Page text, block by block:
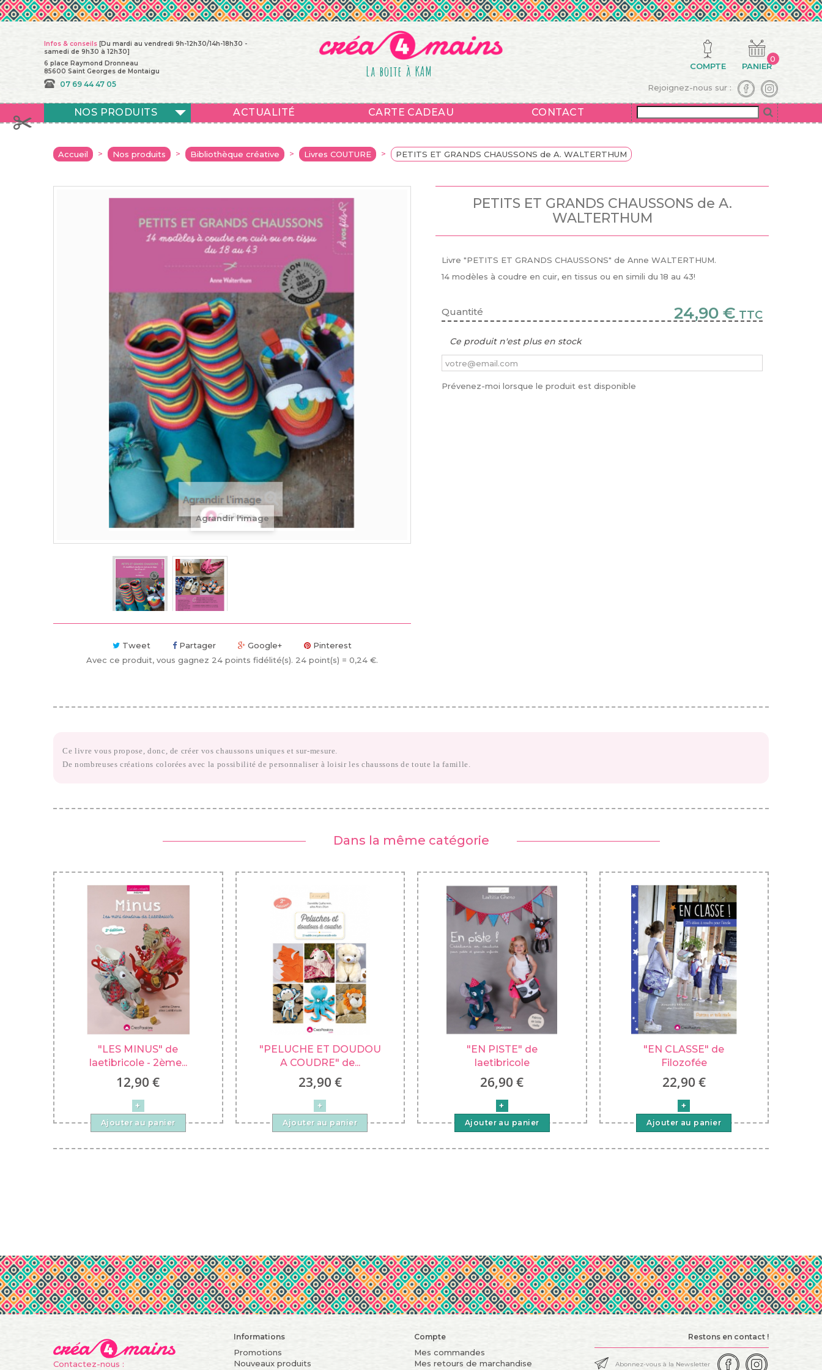
Infos & conseils [Du mardi au vendredi 9h-12h30/14h-18h30 -
samedi de 9h30 à 12h30]
6 place Raymond Dronneau
85600 Saint Georges de Montaigu
07 69 44 47 05
La boite à KAM PANIER
0
COMPTE
Rejoignez-nous sur :
NOS PRODUITS ACTUALITÉ CARTE CADEAU CONTACT
Accueil > Nos produits > Bibliothèque créative > Livres COUTURE > PETITS ET GRANDS CHAUSSONS de A. WALTERTHUM
Agrandir l'image
Tweet Partager Google+
Pinterest
Avec ce produit, vous gagnez 24 points fidélité(s). 24 point(s) = 0,24 €.
PETITS ET GRANDS CHAUSSONS de A.
WALTERTHUM
Livre "PETITS ET GRANDS CHAUSSONS" de Anne WALTERTHUM.
14 modèles à coudre en cuir, en tissus ou en simili du 18 au 43!
Quantité 24,90 € TTC
Ce produit n'est plus en stock
Prévenez-moi lorsque le produit est disponible
Ce livre vous propose, donc, de créer voschaussons uniques et sur-mesure.
De nombreuses créations colorées avec la possibilité de personnaliser à loisir les chaussons de toute la famille.
Dans la même catégorie
"LES MINUS" de
laetibricole - 2ème...
12,90 €
Ajouter au panier
"PELUCHE ET DOUDOU
A COUDRE" de...
23,90 €
Ajouter au panier
"EN PISTE" de
laetibricole
26,90 €
Ajouter au panier
"EN CLASSE" de
Filozofée
22,90 €
Ajouter au panier
Contactez-nous :
Informations
Promotions
Nouveaux produits
Compte
Mes commandes
Mes retours de marchandise
Restons en contact !